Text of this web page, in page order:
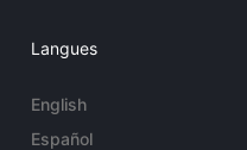
Langues
English
Español